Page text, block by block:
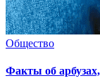
Общество
Факты об